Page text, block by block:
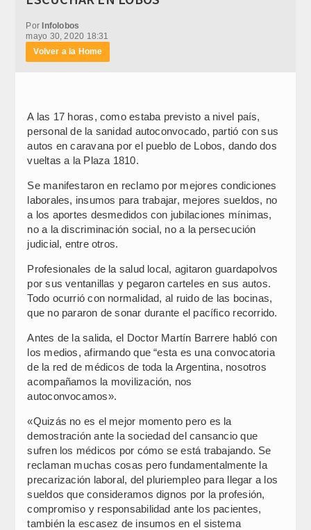
PorInfolobos
mayo 30, 2020 18:31
Volver a la Home
A las 17 horas, como estaba previsto a nivel país,
personal de la sanidad autoconvocado, partió con sus
autos en caravana por el pueblo de Lobos, dando dos
vueltas a la Plaza 1810.
Se manifestaron en reclamo por mejores condiciones
laborales, insumos para trabajar, mejores sueldos, no
a los aportes desmedidos con jubilaciones mínimas,
no a la discriminación social, no a la persecución
judicial, entre otros.
Profesionales de la salud local, agitaron guardapolvos
por sus ventanillas y pegaron carteles en sus autos.
Todo ocurrió con normalidad, al ruido de las bocinas,
que no pararon de sonar durante el pacífico recorrido.
Antes de la salida, el Doctor Martín Barrere habló con
los medios, afirmando que “esta es una convocatoria
de la red de médicos de toda la Argentina, nosotros
acompañamos la movilización, nos
autoconvocamos».
«Quizás no es el mejor momento pero es la
demostración ante la sociedad del cansancio que
sufren los médicos por cómo se está trabajando. Se
reclaman muchas cosas pero fundamentalmente la
precarización laboral, del pluriempleo para llegar a los
sueldos que consideramos dignos por la profesión,
compromiso y responsabilidad ante los pacientes,
también la escasez de insumos en el sistema